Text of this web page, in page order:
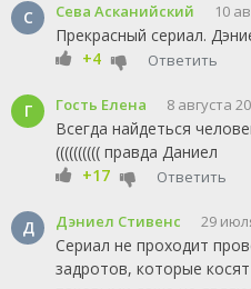
С Сева Асканийский 10
Прекрасный сериал.
+4
Ответить
Г Гость Елена 8 августа
Всегда найдеться
(((((((((( правда Даниел
+17
Ответить
Д Дэниел Стивенс 29
Сериал не проходит
задротов, которые